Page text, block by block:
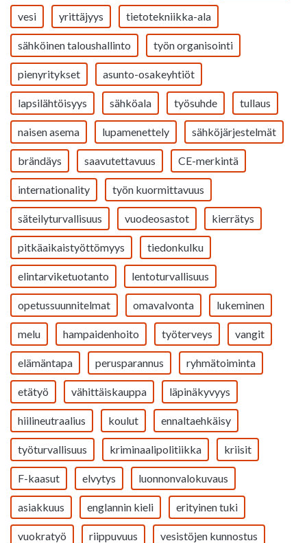
vesi yrittäjyys tietotekniikka-ala
sähköinen taloushallinto työn organisointi
pienyritykset asunto-osakeyhtiöt
lapsilähtöisyys sähköala työsuhde tullaus
naisen asema lupamenettely sähköjärjestelmät
brändäys saavutettavuus CE-merkintä
internationality työn kuormittavuus
säteilyturvallisuus vuodeosastot kierrätys
pitkäaikaistyöttömyys tiedonkulku
elintarviketuotanto lentoturvallisuus
opetussuunnitelmat omavalvonta lukeminen
melu hampaidenhoito työterveys vangit
elämäntapa perusparannus ryhmätoiminta
etätyö vähittäiskauppa läpinäkyvyys
hiilineutraalius koulut ennaltaehkäisy
työturvallisuus kriminaalipolitiikka kriisit
F-kaasut elvytys luonnonvalokuvaus
asiakkuus englannin kieli erityinen tuki
vuokratyö riippuvuus vesistöjen kunnostus